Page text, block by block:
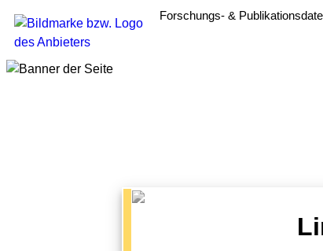
Forschungs- &